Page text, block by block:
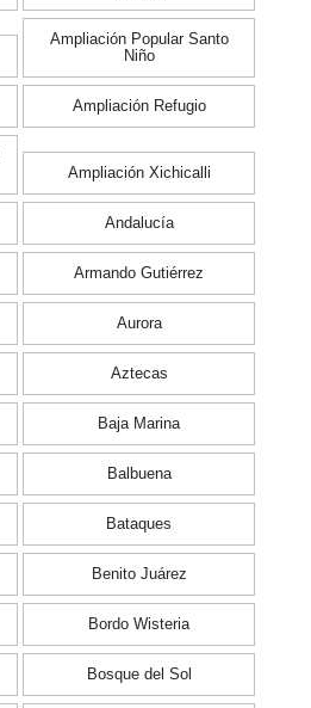
Ampliación Popular Santo
Niño
Ampliación Refugio
Ampliación Xichicalli
Andalucía
Armando Gutiérrez
Aurora
Aztecas
Baja Marina
Balbuena
Bataques
Benito Juárez
Bordo Wisteria
Bosque del Sol